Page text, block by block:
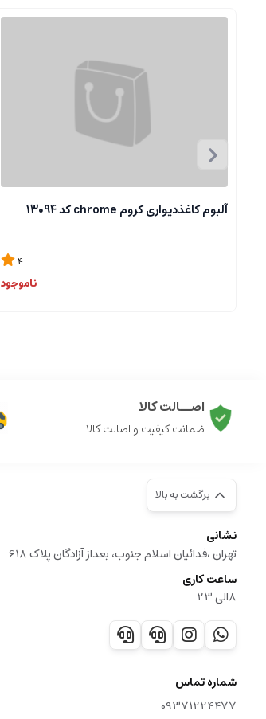
آلبوم کاغذدیواری کروم chrome کد 13094
4
ناموجود
اصــالت کالا
ضمانت کیفیت و اصالت کالا
برگشت به بالا
نشانی
تهران ،فدائیان اسلام جنوب، بعداز آزادگان پلاک 618
ساعت کاری
8الی 23
شماره تماس
09371224477